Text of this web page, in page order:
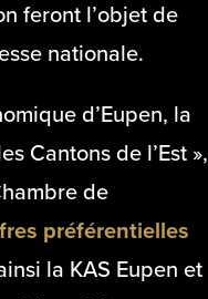
feront l’objet de
nationale.
d’Eupen, la
Cantons de l’Est »,
de
préférentielles
la KAS Eupen et